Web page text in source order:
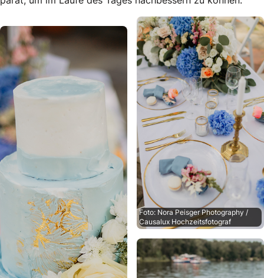
Foto: Nora Peisger Photography /
Causalux Hochzeitsfotograf